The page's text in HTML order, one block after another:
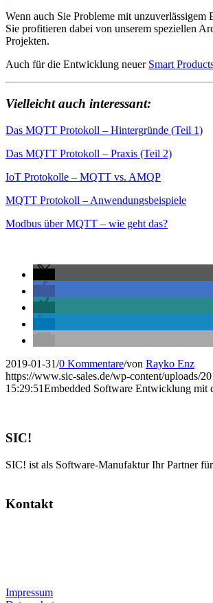
Wenn auch Sie Probleme mit unzuverlässigem
Sie profitieren dabei von unserem speziellen
Projekten.
Auch für die Entwicklung neuer Smart
Vielleicht auch interessant:
Das MQTT Protokoll – Hintergründe (Teil 1)
Das MQTT Protokoll – Praxis (Teil 2)
IoT Protokolle – MQTT vs. AMQP
MQTT Protokoll – Anwendungsbeispiele
Modbus über MQTT – wie geht das?
2019-01-31/0 Kommentare/von Rayko Enz
https://www.sic-sales.de/wp-content/uploads/
15:29:51Embedded Software Entwicklung mit
SIC!
SIC! ist als Software-Manufaktur Ihr Partner
Kontakt
Impressum